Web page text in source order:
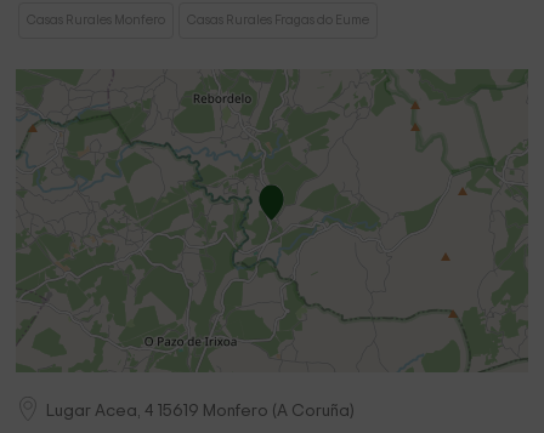
Casas Rurales Monfero Casas Rurales Fragas do Eume
Lugar Acea, 4 15619 Monfero (A Coruña)